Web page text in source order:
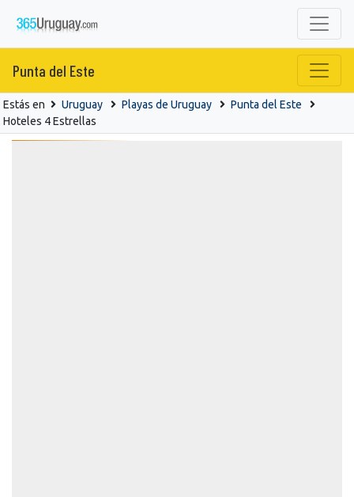
Punta del Este
Estás en Uruguay Playas de Uruguay
Punta del Este
Hoteles 4 Estrellas